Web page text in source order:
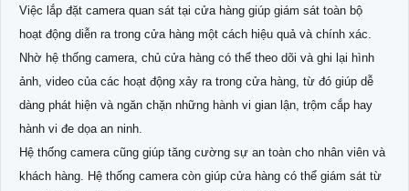
Việc lắp đặt camera quan sát tại cửa hàng giúp giám sát toàn bộ
hoạt động diễn ra trong cửa hàng một cách hiệu quả và chính xác.
Nhờ hệ thống camera, chủ cửa hàng có thể theo dõi và ghi lại hình
ảnh, video của các hoạt động xảy ra trong cửa hàng, từ đó giúp dễ
dàng phát hiện và ngăn chặn những hành vi gian lận, trộm cắp hay
hành vi đe dọa an ninh.
Hệ thống camera cũng giúp tăng cường sự an toàn cho nhân viên và
khách hàng. Hệ thống camera còn giúp cửa hàng có thể giám sát từ